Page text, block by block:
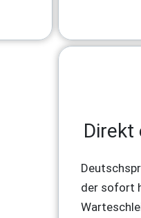
Direkt
der sofort